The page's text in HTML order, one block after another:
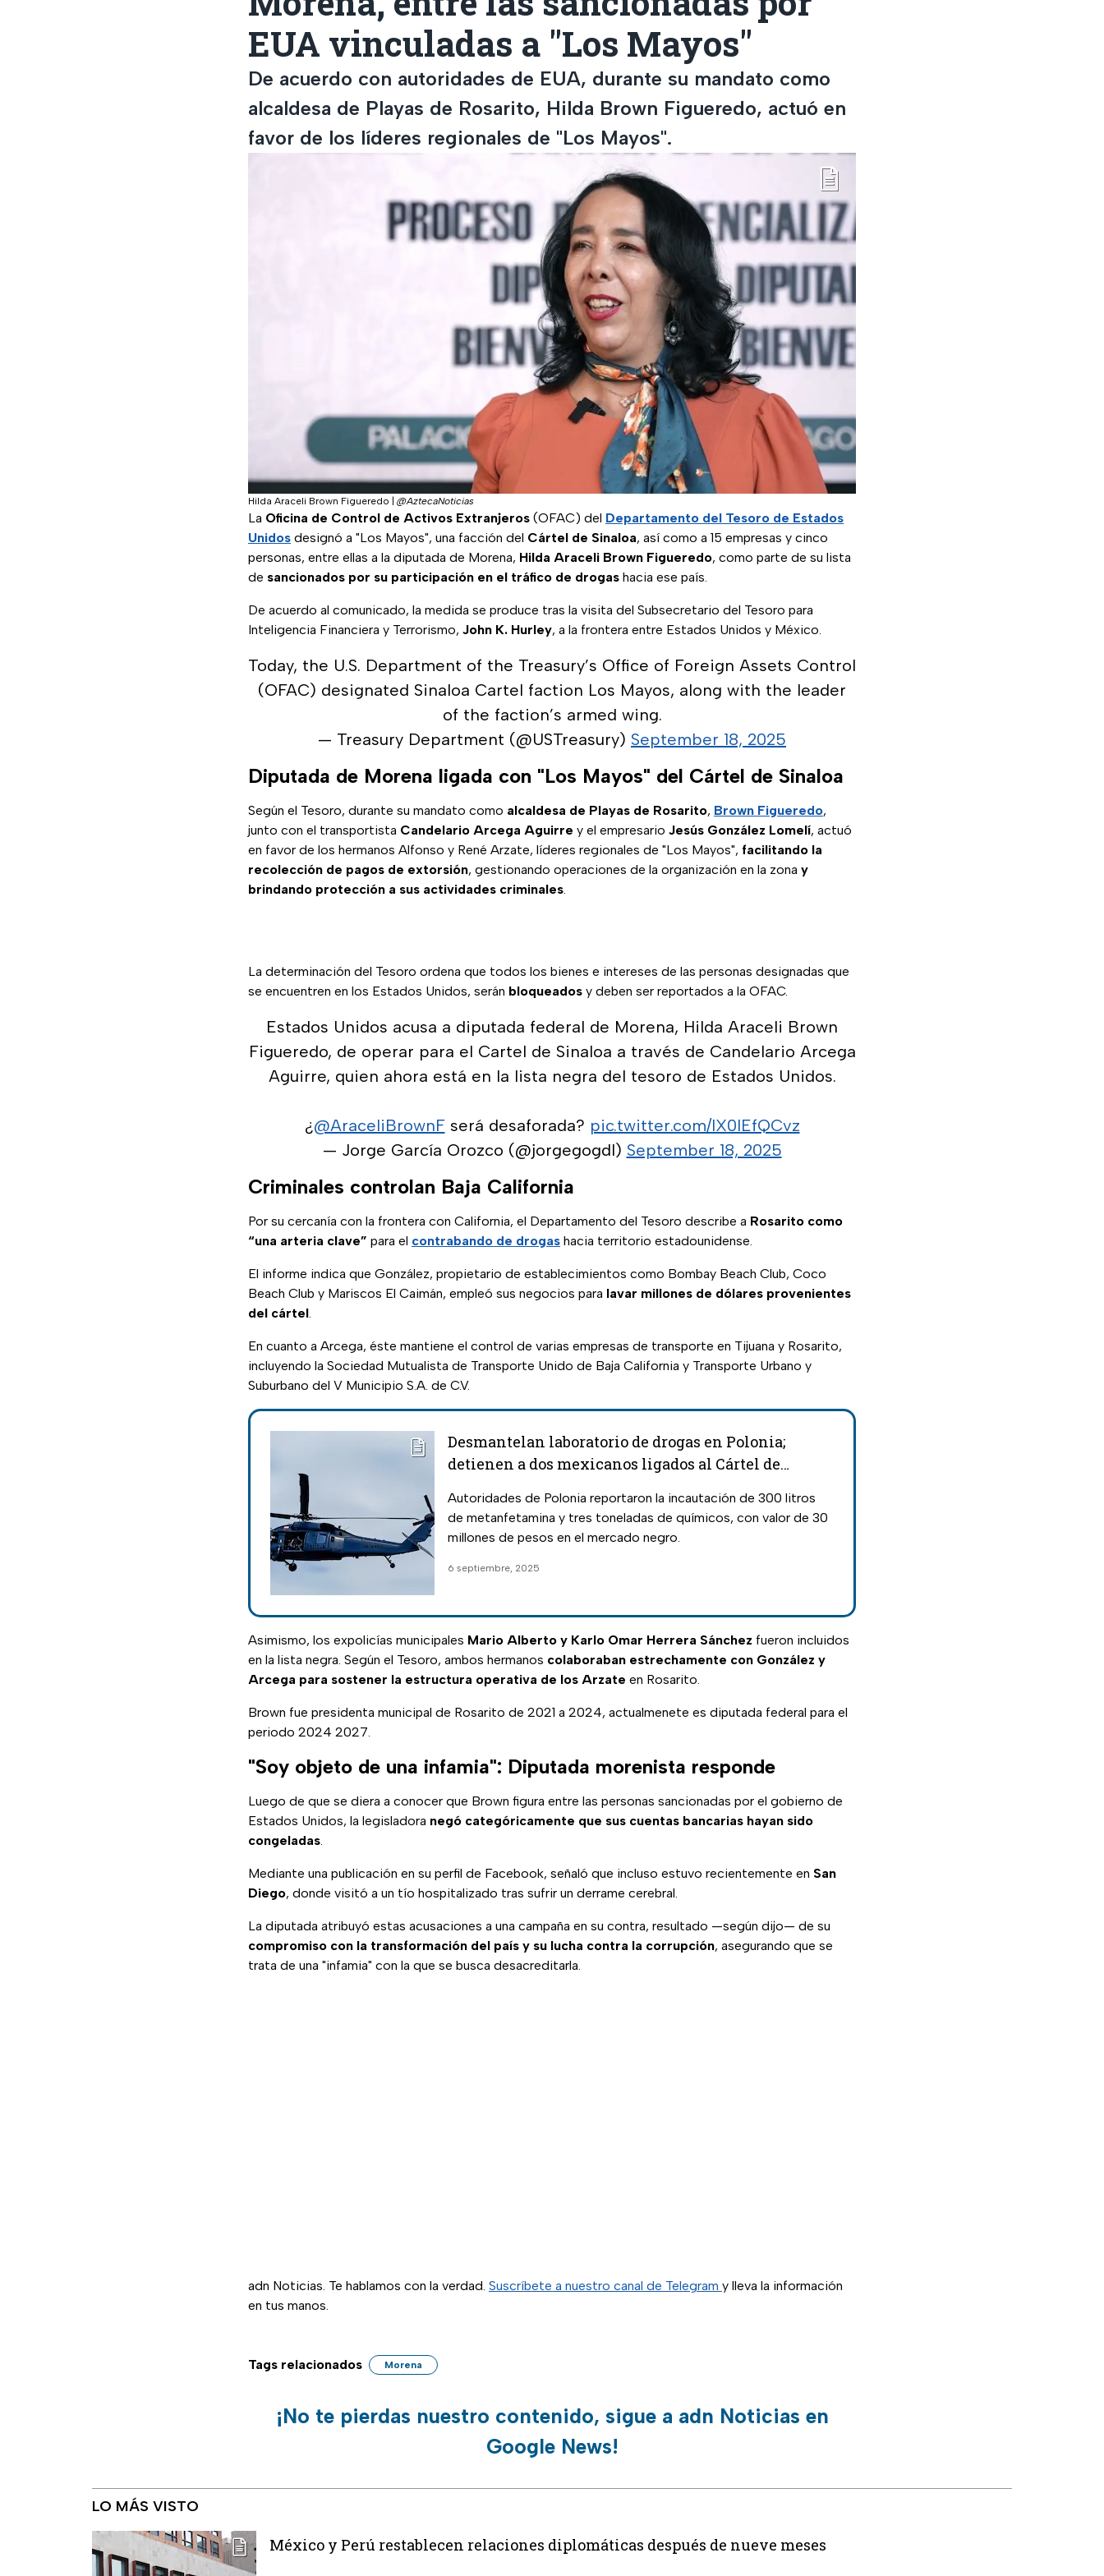
EUA vinculadas a "Los Mayos"
De acuerdo con autoridades de EUA, durante su mandato como
alcaldesa de Playas de Rosarito, Hilda Brown Figueredo, actuó en
favor de los líderes regionales de "Los Mayos".
Hilda Araceli Brown Figueredo @AztecaNoticias
La Oficina de Control de Activos Extranjeros (OFAC) del Departamento del Tesoro de Estados
Unidos designó a "Los Mayos", una facción del Cártel de Sinaloa, así como a 15 empresas y cinco
personas, entre ellas a la diputada de Morena, Hilda Araceli Brown Figueredo, como parte de su lista
de sancionados por su participación en el tráfico de drogas hacia ese país.
De acuerdo al comunicado, la medida se produce tras la visita del Subsecretario del Tesoro para
Inteligencia Financiera y Terrorismo, John K. Hurley, a la frontera entre Estados Unidos y México.
Today, the U.S. Department of the Treasury’s Office of Foreign Assets Control
(OFAC) designated Sinaloa Cartel faction Los Mayos, along with the leader
of the faction’s armed wing.
— Treasury Department (@USTreasury) September 18, 2025
Diputada de Morena ligada con "Los Mayos" del Cártel de Sinaloa
Según el Tesoro, durante su mandato como alcaldesa de Playas de Rosarito, Brown Figueredo,
junto con el transportista Candelario Arcega Aguirre y el empresario Jesús González Lomelí, actuó
en favor de los hermanos Alfonso y René Arzate, líderes regionales de "Los Mayos", facilitando la
recolección de pagos de extorsión, gestionando operaciones de la organización en la zona y
brindando protección a sus actividades criminales.
La determinación del Tesoro ordena que todos los bienes e intereses de las personas designadas que
se encuentren en los Estados Unidos, serán bloqueados y deben ser reportados a la OFAC.
Estados Unidos acusa a diputada federal de Morena, Hilda Araceli Brown
Figueredo, de operar para el Cartel de Sinaloa a través de Candelario Arcega
Aguirre, quien ahora está en la lista negra del tesoro de Estados Unidos.
¿@AraceliBrownFserá desaforada? pic.twitter.com/IX0IEfQCvz
— Jorge García Orozco (@jorgegogdl) September 18, 2025
Criminales controlan Baja California
Por su cercanía con la frontera con California, el Departamento del Tesoro describe a Rosarito como
“una arteria clave” para el contrabando de drogas hacia territorio estadounidense.
El informe indica que González, propietario de establecimientos como Bombay Beach Club, Coco
Beach Club y Mariscos El Caimán, empleó sus negocios para lavar millones de dólares provenientes
del cártel.
En cuanto a Arcega, éste mantiene el control de varias empresas de transporte en Tijuana y Rosarito,
incluyendo la Sociedad Mutualista de Transporte Unido de Baja California y Transporte Urbano y
Suburbano del V Municipio S.A. de C.V.
Desmantelan laboratorio de drogas en Polonia;
detienen a dos mexicanos ligados al Cártel de
Autoridades de Polonia reportaron la incautación de 300 litros
de metanfetamina y tres toneladas de químicos, con valor de 30
millones de pesos en el mercado negro.
6 septiembre, 2025
Asimismo, los expolicías municipales Mario Alberto y Karlo Omar Herrera Sánchez fueron incluidos
en la lista negra. Según el Tesoro, ambos hermanos colaboraban estrechamente con González y
Arcega para sostener la estructura operativa de los Arzate en Rosarito.
Brown fue presidenta municipal de Rosarito de 2021 a 2024, actualmenete es diputada federal para el
periodo 2024 2027.
"Soy objeto de una infamia": Diputada morenista responde
Luego de que se diera a conocer que Brown figura entre las personas sancionadas por el gobierno de
Estados Unidos, la legisladora negó categóricamente que sus cuentas bancarias hayan sido
congeladas.
Mediante una publicación en su perfil de Facebook, señaló que incluso estuvo recientemente en San
Diego, donde visitó a un tío hospitalizado tras sufrir un derrame cerebral.
La diputada atribuyó estas acusaciones a una campaña en su contra, resultado —según dijo— de su
compromiso con la transformación del país y su lucha contra la corrupción, asegurando que se
trata de una "infamia" con la que se busca desacreditarla.
adn Noticias. Te hablamos con la verdad. Suscríbete a nuestro canal de Telegram y lleva la información
en tus manos.
Tags relacionados Morena
¡No te pierdas nuestro contenido, sigue a adn Noticias en
Google News!
LO MÁS VISTO
México y Perú restablecen relaciones diplomáticas después de nueve meses